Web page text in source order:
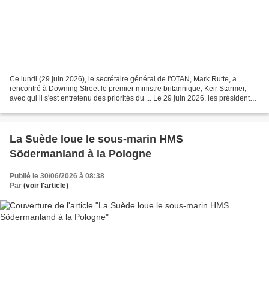
Ce lundi (29 juin 2026), le secrétaire général de l'OTAN, Mark Rutte, a
rencontré à Downing Street le premier ministre britannique, Keir Starmer,
avec qui il s'est entretenu des priorités du ... Le 29 juin 2026, les présidents
La Suède loue le sous-marin HMS
Södermanland à la Pologne
Publié le 30/06/2026 à 08:38
Par (voir l'article)